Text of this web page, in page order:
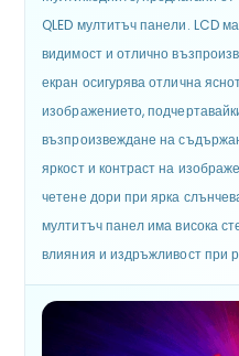
QLED мултитъч панели. LCD
видимост и отлично
екран осигурява отлична
изображението,
възпроизвеждане на
яркост и контраст на
четене дори при ярка
мултитъч панел има висока
влияния и издръжливост при